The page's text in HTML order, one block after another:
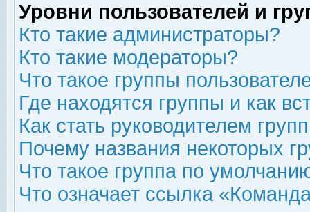
Уровни пользователей и
Кто такие администраторы?
Кто такие модераторы?
Что такое группы
Где находятся группы и как
Как стать руководителем
Почему названия некоторых
Что такое группа по
Что означает ссылка